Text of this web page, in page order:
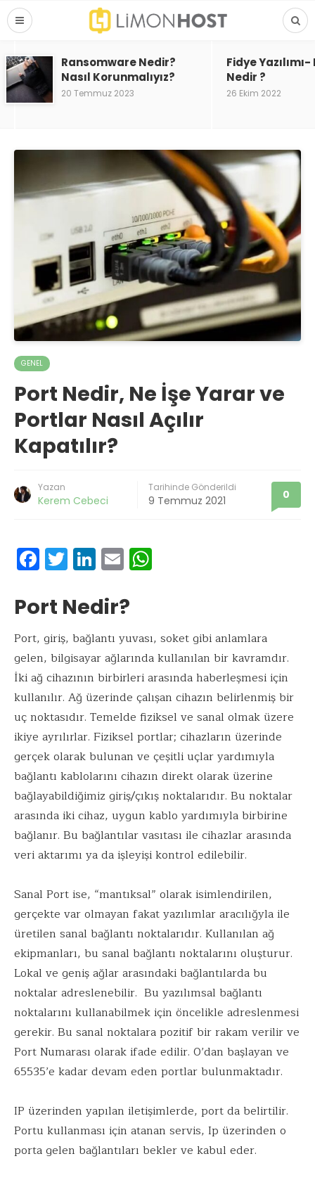
Ransomware Nedir?
Nasıl Korunmalıyız?
20 Temmuz 2023
Fidye
Nedir ?
26 Ekim 2022
GENEL
Port Nedir, Ne İşe Yarar ve
Portlar Nasıl Açılır
Kapatılır?
Yazan
Kerem Cebeci
Tarihinde Gönderildi
9 Temmuz 2021 0
F
ac
e
b
o
o
k
T
w
it
te
r
Li
n
k
e
dI
n
E
m
ai
l s
A
p
p
Port Nedir?
Port, giriş, bağlantı yuvası, soket gibi anlamlara
gelen, bilgisayar ağlarında kullanılan bir kavramdır.
İki ağ cihazının birbirleri arasında haberleşmesi için
kullanılır. Ağ üzerinde çalışan cihazın belirlenmiş bir
uç noktasıdır. Temelde fiziksel ve sanal olmak üzere
ikiye ayrılırlar. Fiziksel portlar; cihazların üzerinde
gerçek olarak bulunan ve çeşitli uçlar yardımıyla
bağlantı kablolarını cihazın direkt olarak üzerine
bağlayabildiğimiz giriş/çıkış noktalarıdır. Bu noktalar
arasında iki cihaz, uygun kablo yardımıyla birbirine
bağlanır. Bu bağlantılar vasıtası ile cihazlar arasında
veri aktarımı ya da işleyişi kontrol edilebilir.
Sanal Port ise, “mantıksal” olarak isimlendirilen,
gerçekte var olmayan fakat yazılımlar aracılığyla ile
üretilen sanal bağlantı noktalarıdır. Kullanılan ağ
ekipmanları, bu sanal bağlantı noktalarını oluşturur.
Lokal ve geniş ağlar arasındaki bağlantılarda bu
noktalar adreslenebilir. Bu yazılımsal bağlantı
noktalarını kullanabilmek için öncelikle adreslenmesi
gerekir. Bu sanal noktalara pozitif bir rakam verilir ve
Port Numarası olarak ifade edilir. 0’dan başlayan ve
65535’e kadar devam eden portlar bulunmaktadır.
IP üzerinden yapılan iletişimlerde, port da belirtilir.
Portu kullanması için atanan servis, Ip üzerinden o
porta gelen bağlantıları bekler ve kabul eder.